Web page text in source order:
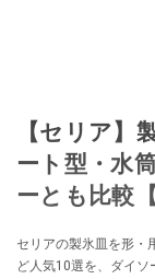
【セリア】
ート型・水
ーとも比較
セリアの製氷皿を形・
ど人気10選を、ダイソ